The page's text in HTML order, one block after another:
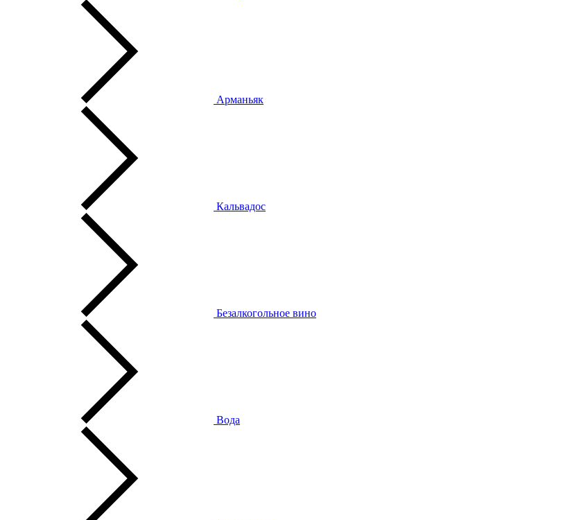
Арманьяк
Кальвадос
Безалкогольное вино
Вода